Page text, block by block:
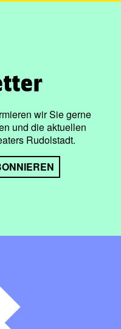
wir Sie gerne
und die aktuellen
Rudolstadt.